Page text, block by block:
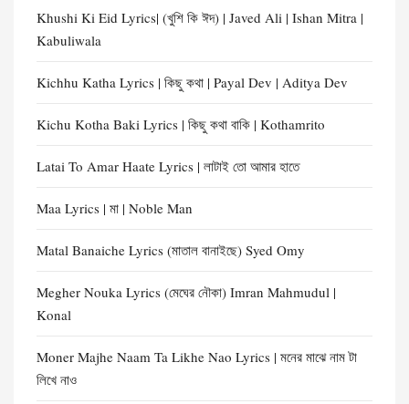
Khushi Ki Eid Lyrics| (খুশি কি ঈদ) | Javed Ali | Ishan Mitra |
Kabuliwala
Kichhu Katha Lyrics | কিছু কথা | Payal Dev | Aditya Dev
Kichu Kotha Baki Lyrics | কিছু কথা বাকি | Kothamrito
Latai To Amar Haate Lyrics | লাটাই তো আমার হাতে
Maa Lyrics | মা | Noble Man
Matal Banaiche Lyrics (মাতাল বানাইছে) Syed Omy
Megher Nouka Lyrics (মেঘের নৌকা) Imran Mahmudul |
Konal
Moner Majhe Naam Ta Likhe Nao Lyrics | মনের মাঝে নাম টা
লিখে নাও